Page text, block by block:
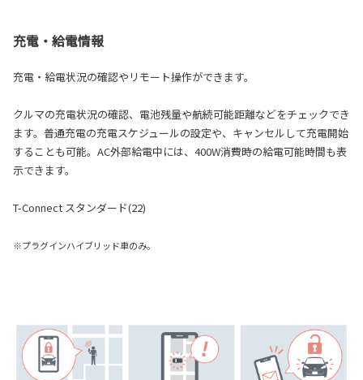
充電・給電情報
充電・給電状況の確認やリモート操作ができます。
クルマの充電状況の確認、電池残量や航続可能距離などをチェックでき
ます。普通充電の充電スケジュールの設定や、キャンセルして充電開始
することも可能。AC外部給電中には、400W消費時の給電可能時間も表
示できます。
T-Connect スタンダード(22)
※プラグインハイブリッド車のみ。